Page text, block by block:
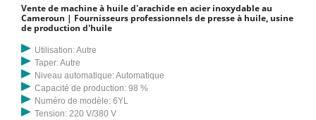
Vente de machine à huile d'arachide en acier inoxydable au
Cameroun | Fournisseurs professionnels de presse à huile, usine
de production d'huile
Utilisation: Autre
Taper: Autre
Niveau automatique: Automatique
Capacité de production: 98 %
Numéro de modèle: 6YL
Tension: 220 V/380 V